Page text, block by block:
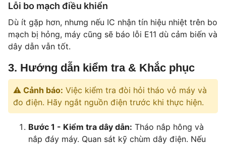
Lỗi bo mạch điều khiển
Dù ít gặp hơn, nhưng nếu IC nhận tín hiệu nhiệt trên bo
mạch bị hỏng, máy cũng sẽ báo lỗi E11 dù cảm biến và
dây dẫn vẫn tốt.
3. Hướng dẫn kiểm tra & Khắc phục
⚠️ Cảnh báo: Việc kiểm tra đòi hỏi tháo vỏ máy và
đo điện. Hãy ngắt nguồn điện trước khi thực hiện.
Bước 1 - Kiểm tra dây dẫn: Tháo nắp hông và
nắp đáy máy. Quan sát kỹ chùm dây điện. Nếu